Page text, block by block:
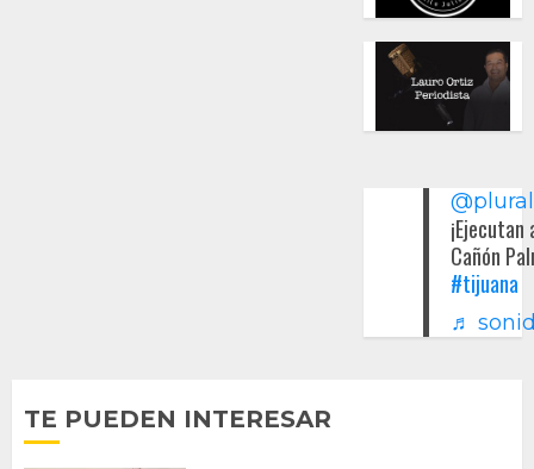
Cañón
#tijuana
♬
TE PUEDEN INTERESAR